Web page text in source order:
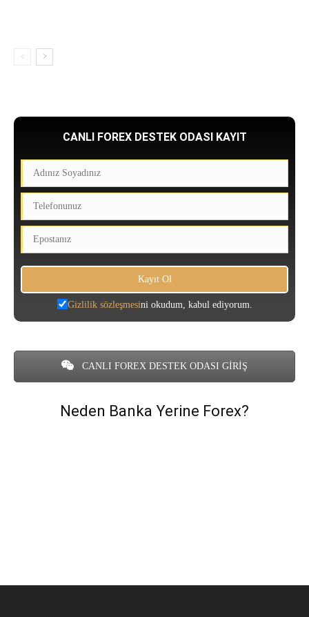
CANLI FOREX DESTEK ODASI KAYIT
Gizlilik sözleşmesini okudum, kabul ediyorum.
CANLI FOREX DESTEK ODASI GİRİŞ
Neden Banka Yerine Forex?